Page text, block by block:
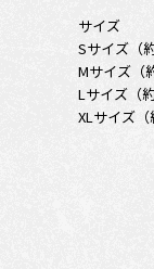
サイズ
Sサイズ（
Mサイズ（
Lサイズ（
XLサイズ